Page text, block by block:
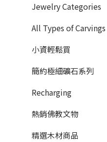
Jewelry Categories
All Types of Carvings
小資輕鬆買
簡約極細礦石系列
Recharging
熱銷佛教文物
精選木材商品